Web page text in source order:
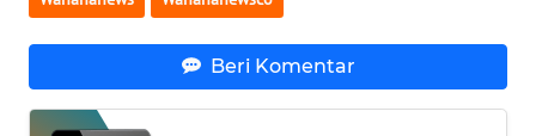
Beri Komentar